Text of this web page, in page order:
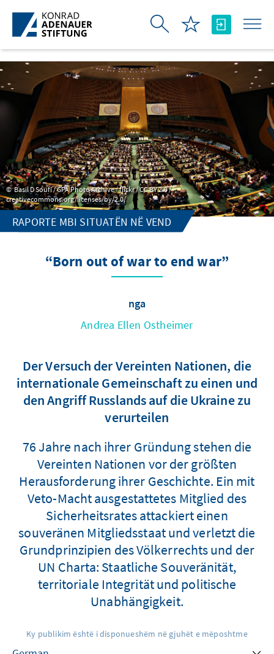
Skip to Main Content
Basil D Soufi / GPA Photo Archive / flickr / CC BY 2.0 /
creativecommons.org/licenses/by/2.0/
RAPORTE MBI SITUATËN NË VEND
“Born out of war to end war”
nga
Andrea Ellen Ostheimer
Der Versuch der Vereinten Nationen, die
internationale Gemeinschaft zu einen und
den Angriff Russlands auf die Ukraine zu
verurteilen
76 Jahre nach ihrer Gründung stehen die
Vereinten Nationen vor der größten
Herausforderung ihrer Geschichte. Ein mit
Veto-Macht ausgestattetes Mitglied des
Sicherheitsrates attackiert einen
souveränen Mitgliedsstaat und verletzt die
Grundprinzipien des Völkerrechts und der
UN Charta: Staatliche Souveränität,
territoriale Integrität und politische
Unabhängigkeit.
Ky publikim është i disponueshëm në gjuhët e mëposhtme